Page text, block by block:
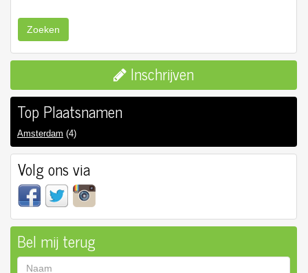
Zoeken
Inschrijven
Top Plaatsnamen
Amsterdam (4)
Volg ons via
Bel mij terug